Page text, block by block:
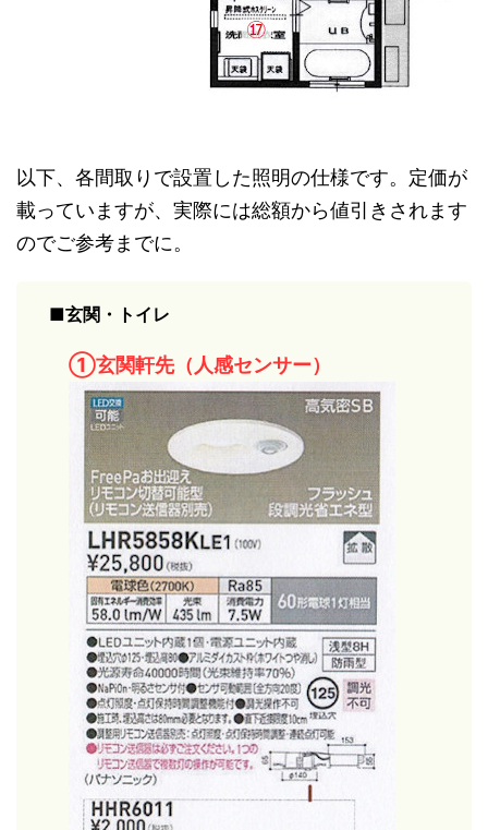
以下、各間取りで設置した照明の仕様です。定価が
載っていますが、実際には総額から値引きされます
のでご参考までに。
■玄関・トイレ
①玄関軒先（人感センサー）